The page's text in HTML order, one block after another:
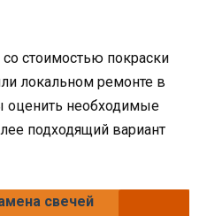
стоимостью покраски
локальном ремонте в
оценить необходимые
подходящий вариант
свечей